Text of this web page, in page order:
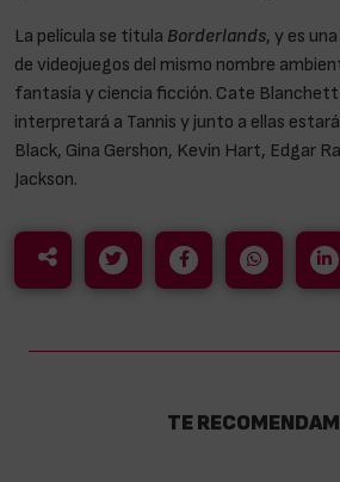
La película se titula Borderlands, y es
de videojuegos del mismo nombre
fantasía y ciencia ficción. Cate Blanchett
interpretará a Tannis y junto a ellas
Black, Gina Gershon, Kevin Hart, Edgar
Jackson.
TE